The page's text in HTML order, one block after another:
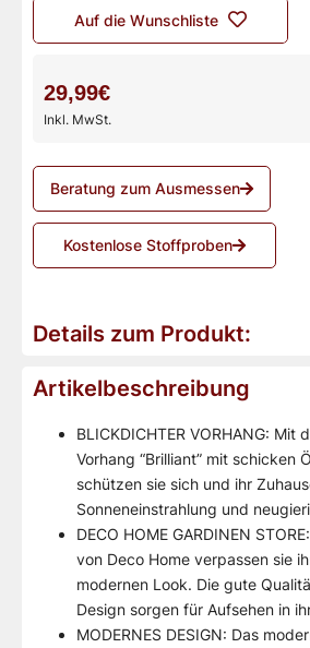
Auf die Wunschliste
29,99€
Inkl. MwSt.
Beratung zum Ausmessen
Kostenlose Stoffproben
Details zum Produkt:
Artikelbeschreibung
BLICKDICHTER VORHANG: Mit
Vorhang “Brilliant” mit schicken
schützen sie sich und ihr
Sonneneinstrahlung und
DECO HOME GARDINEN
von Deco Home verpassen sie
modernen Look. Die gute
Design sorgen für Aufsehen in
MODERNES DESIGN: Das